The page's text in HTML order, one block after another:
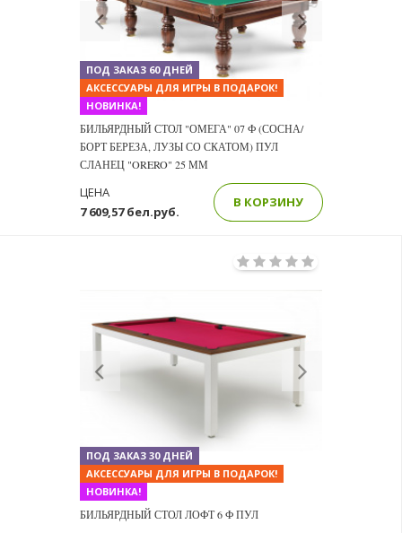
Previous Next
ПОД ЗАКАЗ 60 ДНЕЙ
АКСЕССУАРЫ ДЛЯ ИГРЫ В ПОДАРОК!
НОВИНКА!
БИЛЬЯРДНЫЙ СТОЛ "ОМЕГА" 07 Ф (СОСНА/
БОРТ БЕРЕЗА, ЛУЗЫ СО СКАТОМ) ПУЛ
СЛАНЕЦ "ORERO" 25 ММ
7 609,57 бел.руб.
ЦЕНА
В КОРЗИНУ
Previous
ПОД ЗАКАЗ 30 ДНЕЙ
АКСЕССУАРЫ ДЛЯ ИГРЫ В ПОДАРОК!
НОВИНКА!
БИЛЬЯРДНЫЙ СТОЛ ЛОФТ 6 Ф ПУЛ